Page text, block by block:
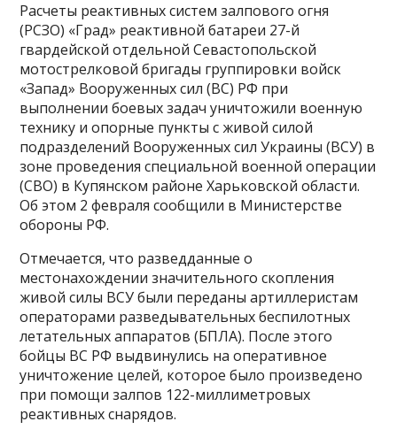
Расчеты реактивных систем залпового огня
(РСЗО) «Град» реактивной батареи 27-й
гвардейской отдельной Севастопольской
мотострелковой бригады группировки войск
«Запад» Вооруженных сил (ВС) РФ при
выполнении боевых задач уничтожили военную
технику и опорные пункты с живой силой
подразделений Вооруженных сил Украины (ВСУ) в
зоне проведения специальной военной операции
(СВО) в Купянском районе Харьковской области.
Об этом 2 февраля сообщили в Министерстве
обороны РФ.
Отмечается, что разведданные о
местонахождении значительного скопления
живой силы ВСУ были переданы артиллеристам
операторами разведывательных беспилотных
летательных аппаратов (БПЛА). После этого
бойцы ВС РФ выдвинулись на оперативное
уничтожение целей, которое было произведено
при помощи залпов 122-миллиметровых
реактивных снарядов.